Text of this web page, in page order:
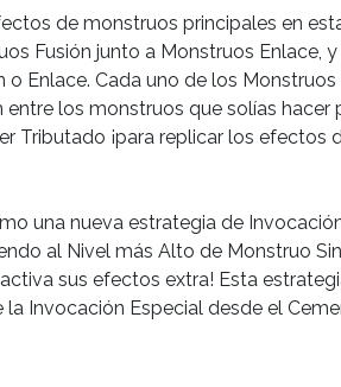
de monstruos principales en
Fusión junto a Monstruos Enlace,
Enlace. Cada uno de los
los monstruos que solías hacer
¡para replicar los efectos
una nueva estrategia de
al Nivel más Alto de Monstruo
sus efectos extra! Esta
Invocación Especial desde el